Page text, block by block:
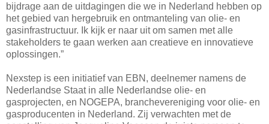
bijdrage aan de uitdagingen die we in Nederland hebben op
het gebied van hergebruik en ontmanteling van olie- en
gasinfrastructuur. Ik kijk er naar uit om samen met alle
stakeholders te gaan werken aan creatieve en innovatieve
oplossingen.”
Nexstep is een initiatief van EBN, deelnemer namens de
Nederlandse Staat in alle Nederlandse olie- en
gasprojecten, en NOGEPA, branchevereniging voor olie- en
gasproducenten in Nederland. Zij verwachten met de